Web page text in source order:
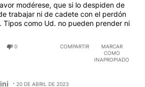
modérese, que si lo despiden de
trabajar ni de cadete con el perdón
Tipos como Ud. no pueden prender ni
0 COMPARTIR
MARCAR
COMO
INAPROPIADO
20 DE ABRIL DE 2023